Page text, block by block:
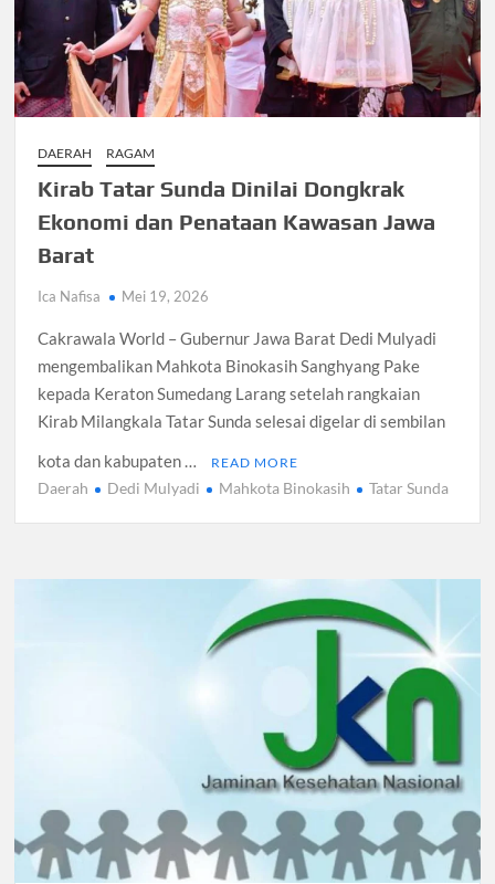
Santri Digital Tangsel Dibentuk Lewat Program AI
Pesantren
Gelombang Panas Seoul Picu Pembatalan 10 Laga
Bank Dunia Mulai Persiapan IDA22, Sri Mulyani Jadi Ketua
Dokter Ungkap Dampak Padel pada Cedera Kaki 2026
Sidang MK Bahas Tanggung Jawab Maskapai Saat Delay
DAERAH RAGAM
Kirab Tatar Sunda Dinilai Dongkrak
Ekonomi dan Penataan Kawasan Jawa
Barat
Ica Nafisa Mei 19, 2026
Cakrawala World – Gubernur Jawa Barat Dedi Mulyadi
mengembalikan Mahkota Binokasih Sanghyang Pake
kepada Keraton Sumedang Larang setelah rangkaian
Kirab Milangkala Tatar Sunda selesai digelar di sembilan
kota dan kabupaten …
READ MORE
Daerah Dedi Mulyadi Mahkota Binokasih Tatar Sunda